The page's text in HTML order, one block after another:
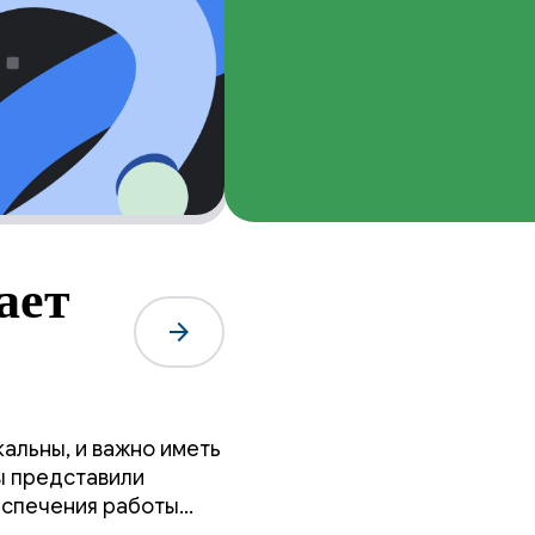
для
arrow_forward
и важно иметь
представили
работы